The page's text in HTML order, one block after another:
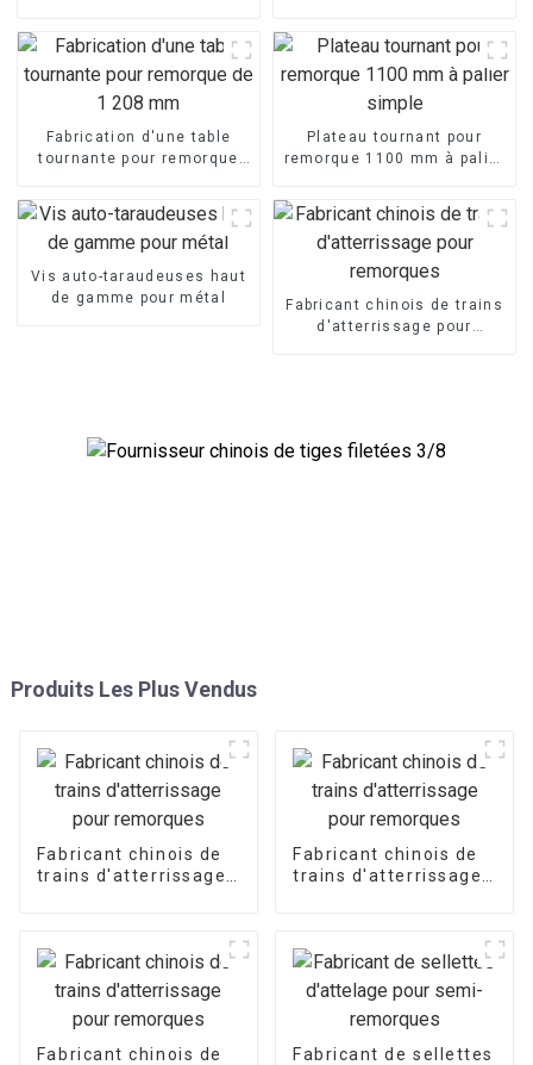
Fabrication d'une table
tournante pour remorque
Plateau tournant pour
remorque 1100 mm à palier
Vis auto-taraudeuses haut
de gamme pour métal
Fabricant chinois de trains
d'atterrissage pour
Produits Les Plus Vendus
Fabricant chinois de
trains d'atterrissage
Fabricant chinois de
trains d'atterrissage
Fabricant chinois de Fabricant de sellettes